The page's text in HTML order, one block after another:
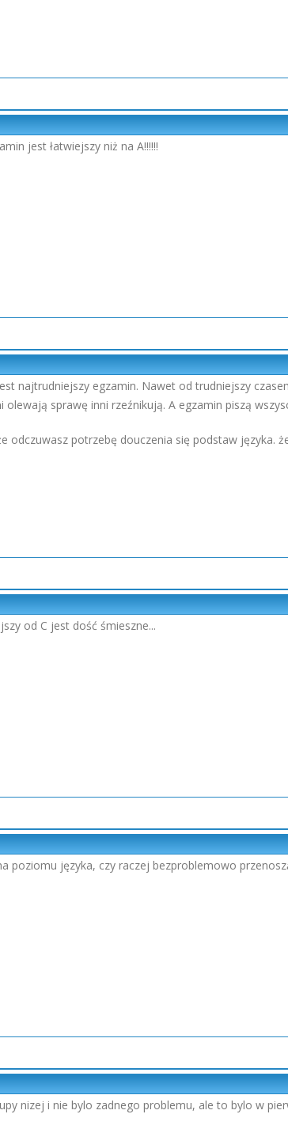
jest łatwiejszy niż na A!!!!!!
najtrudniejszy egzamin. Nawet od trudniejszy
olewają sprawę inni rzeźnikują. A egzamin piszą
odczuwasz potrzebę douczenia się podstaw języka.
od C jest dość śmieszne...
poziomu języka, czy raczej bezproblemowo
nizej i nie bylo zadnego problemu, ale to bylo w